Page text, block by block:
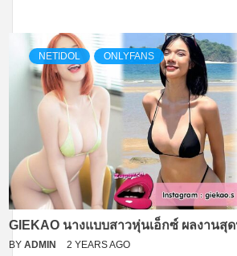
NETIDOL ONLYFANS
GIEKAO นางแบบสาวหุ่นเอ็กซ์ ผลงานสุ
BY ADMIN 2 YEARS AGO